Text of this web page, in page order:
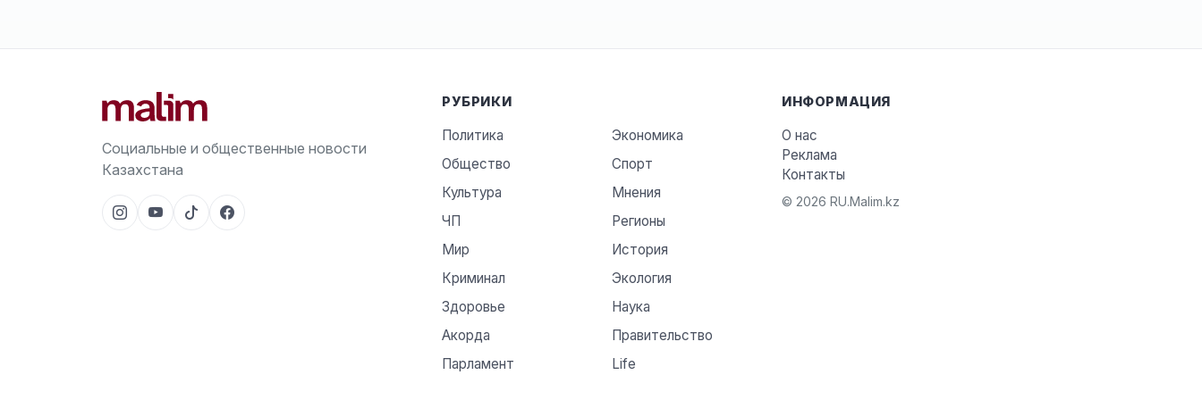
Социальные и общественные новости
Казахстана
РУБРИКИ
Политика
Экономика
Общество
Спорт
Культура
Мнения
ЧП
Регионы
Мир
История
Криминал
Экология
Здоровье
Наука
Акорда
Правительство
Парламент
Life
ИНФОРМАЦИЯ
О нас
Реклама
Контакты
© 2026 RU.Malim.kz